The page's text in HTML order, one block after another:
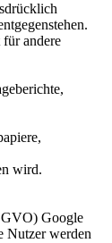
andere
wird.
Google
Nutzer werden